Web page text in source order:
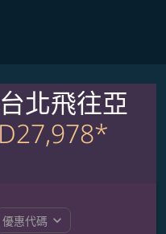
北飛往亞
優惠代碼 expand_more